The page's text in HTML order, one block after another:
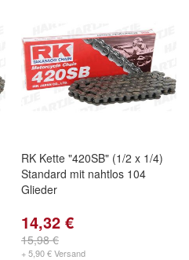
RK Kette "420SB" (1/2 x 1/4)
Standard mit nahtlos 104
Glieder
14,32 €
15,98 €
+ 5,90 € Versand